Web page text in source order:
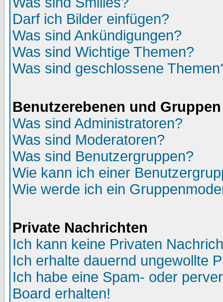
Darf ich Bilder einfügen?
Was sind Ankündigungen?
Was sind Wichtige Themen?
Was sind geschlossene
Benutzerebenen und Gruppen
Was sind Administratoren?
Was sind Moderatoren?
Was sind Benutzergruppen?
Wie kann ich einer
Wie werde ich ein
Private Nachrichten
Ich kann keine Privaten
Ich erhalte dauernd ungewollte
Ich habe eine Spam- oder
Board erhalten!